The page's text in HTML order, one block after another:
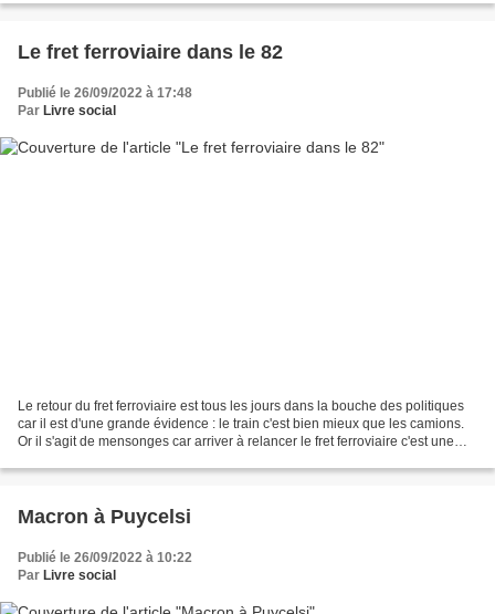
Le fret ferroviaire dans le 82
Publié le 26/09/2022 à 17:48
Par Livre social
Le retour du fret ferroviaire est tous les jours dans la bouche des politiques
car il est d'une grande évidence : le train c'est bien mieux que les camions.
Or il s'agit de mensonges car arriver à relancer le fret ferroviaire c'est une
Macron à Puycelsi
Publié le 26/09/2022 à 10:22
Par Livre social